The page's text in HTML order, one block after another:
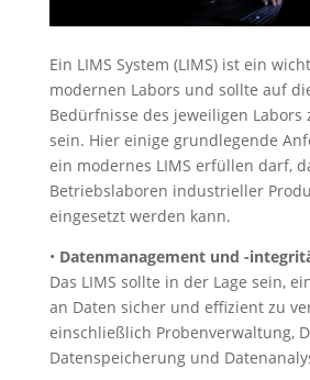
Ein LIMS System (LIMS) ist ein
modernen Labors und sollte auf
Bedürfnisse des jeweiligen Labors
sein. Hier einige grundlegende
ein modernes LIMS erfüllen darf,
Betriebslaboren industrieller
eingesetzt werden kann.
• Datenmanagement und -
Das LIMS sollte in der Lage sein,
an Daten sicher und effizient zu
einschließlich Probenverwaltung,
Datenspeicherung und